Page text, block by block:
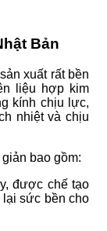
Bản
xuất rất bền
liệu hợp kim
kính chịu lực,
nhiệt và chịu
bao gồm:
được chế tạo
sức bền cho